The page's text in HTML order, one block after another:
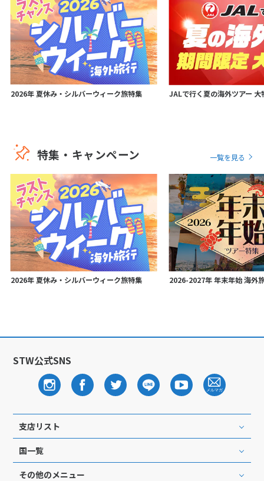
2026年 夏休み・シルバーウィーク旅特集 JALで行く夏の海外ツアー 大
特集・キャンペーン 一覧を見る
2026年 夏休み・シルバーウィーク旅特集 2026-2027年 年末年始 海外
STW公式SNS
支店リスト
国一覧
その他のメニュー